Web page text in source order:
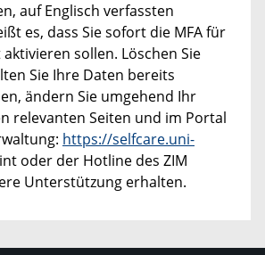
auf Englisch verfassten
es, dass Sie sofort die MFA für
sollen. Löschen Sie
Sie Ihre Daten bereits
ändern Sie umgehend Ihr
relevanten Seiten und im Portal
https://selfcare.uni-
oder der Hotline des ZIM
Unterstützung erhalten.